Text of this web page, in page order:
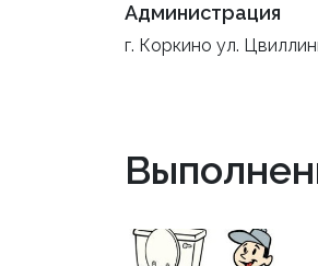
Администрация
г. Коркино ул.